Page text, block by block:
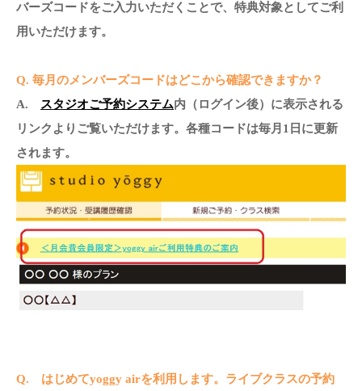
バーズコードをご入力いただくことで、特典対象としてご利
用いただけます。
Q. 毎月のメンバーズコードはどこから確認できますか？
A.
スタジオご予約システム内（ログイン後）に表示される
リンクよりご覧いただけます。各種コードは毎月1日に更新
されます。
Q. はじめてyoggy airを利用します。ライブクラスの予約